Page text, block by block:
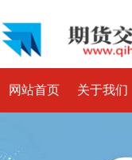
网站首页 关于我们